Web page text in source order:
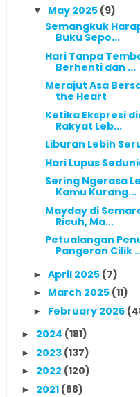
▼ May 2025 (9)
Semangkuk
Buku Sepo...
Hari Tanpa
Berhenti dan ...
Merajut Asa
the Heart
Ketika Ekspresi
Rakyat Leb...
Liburan Lebih
Hari Lupus
Sering Ngerasa
Kamu Kurang...
Mayday di
Ricuh, Ma...
Petualangan
Pangeran Cilik
► April 2025 (7)
► March 2025 (11)
► February 2025
► 2024 (181)
► 2023 (137)
► 2022 (120)
► 2021 (88)